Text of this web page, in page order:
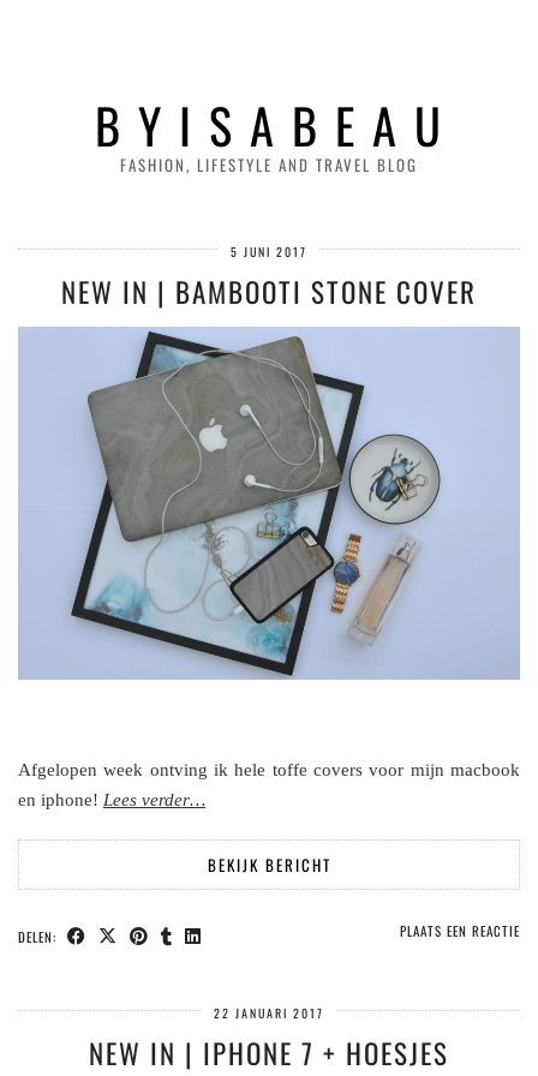
B Y I S A B E A U
FASHION, LIFESTYLE AND TRAVEL BLOG
5 JUNI 2017
NEW IN | BAMBOOTI STONE COVER
Afgelopen week ontving ik hele toffe covers voor mijn macbook
en iphone! Lees verder…
BEKIJK BERICHT
DELEN: PLAATS EEN REACTIE
22 JANUARI 2017
NEW IN | IPHONE 7 + HOESJES